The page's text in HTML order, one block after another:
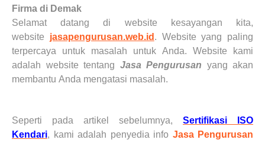
Firma di Demak
Selamat datang di website kesayangan kita,
website jasapengurusan.web.id . Website yang paling
terpercaya untuk masalah untuk Anda. Website kami
adalah website tentang Jasa Pengurusan yang akan
membantu Anda mengatasi masalah.
Seperti pada artikel sebelumnya,
Sertifikasi ISO
Kendari, kami adalah penyedia info Jasa Pengurusan